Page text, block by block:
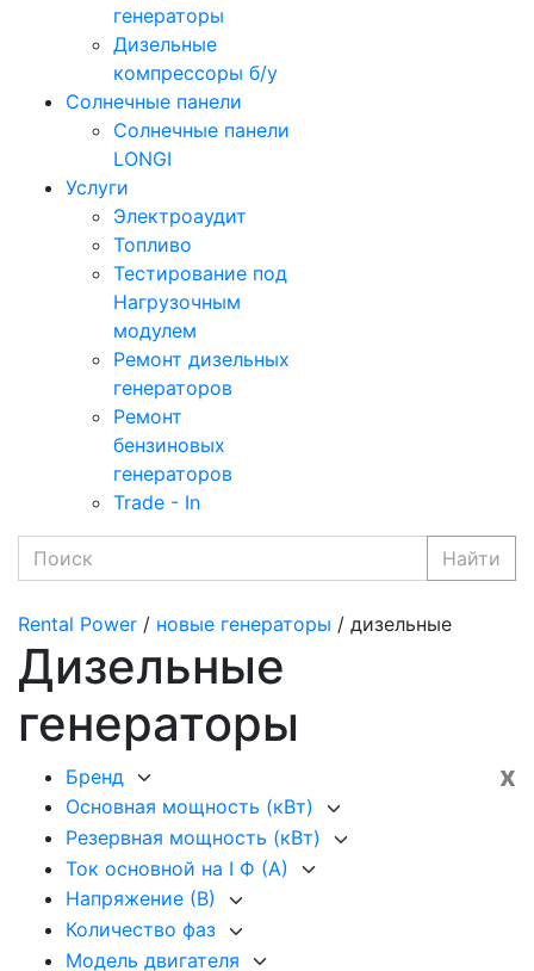
генераторы
Дизельные
компрессоры б/у
Солнечные панели
Солнечные панели
LONGI
Услуги
Электроаудит
Топливо
Тестирование под
Нагрузочным
модулем
Ремонт дизельных
генераторов
Ремонт
бензиновых
генераторов
Trade - In
Найти
Rental Power / новые генераторы / дизельные
Дизельные
генераторы
x
Бренд
Основная мощность (кВт)
Резервная мощность (кВт)
Ток основной на I Ф (А)
Напряжение (В)
Количество фаз
Модель двигателя